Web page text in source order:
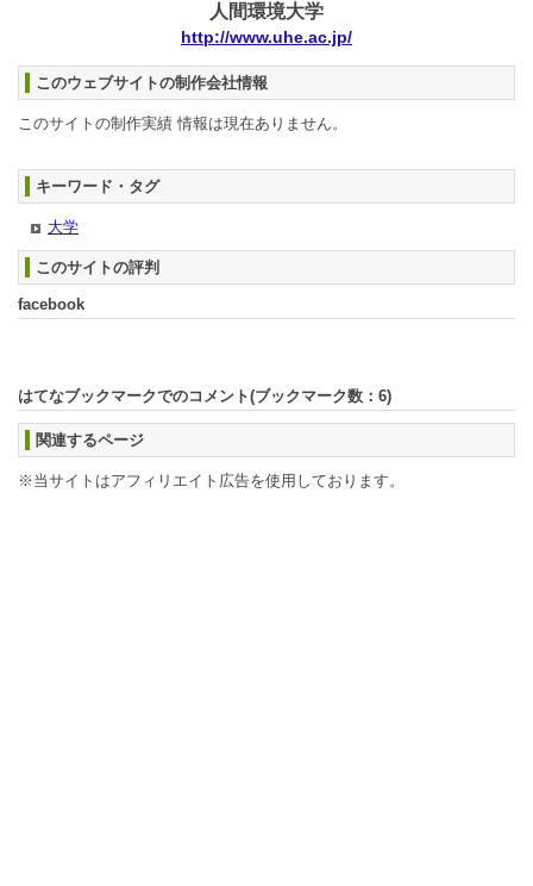
人間環境大学
http://www.uhe.ac.jp/
このウェブサイトの制作会社情報
このサイトの制作実績 情報は現在ありません。
キーワード・タグ
大学
このサイトの評判
facebook
はてなブックマークでのコメント(ブックマーク数： 6)
関連するページ
※当サイトはアフィリエイト広告を使用しております。